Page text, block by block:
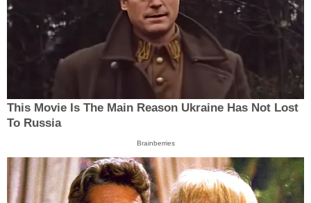
This Movie Is The Main Reason Ukraine Has Not Lost
To Russia
Brainberries